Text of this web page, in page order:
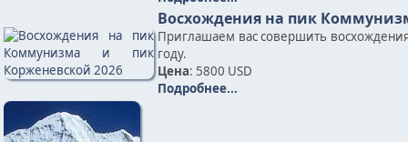
Восхождения на пик
Приглашаем вас совершить
году.
Цена: 5800 USD
Подробнее...